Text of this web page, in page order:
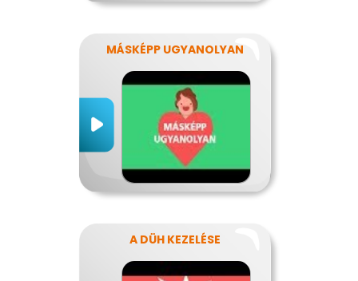
MÁSKÉPP UGYANOLYAN
A DÜH KEZELÉSE